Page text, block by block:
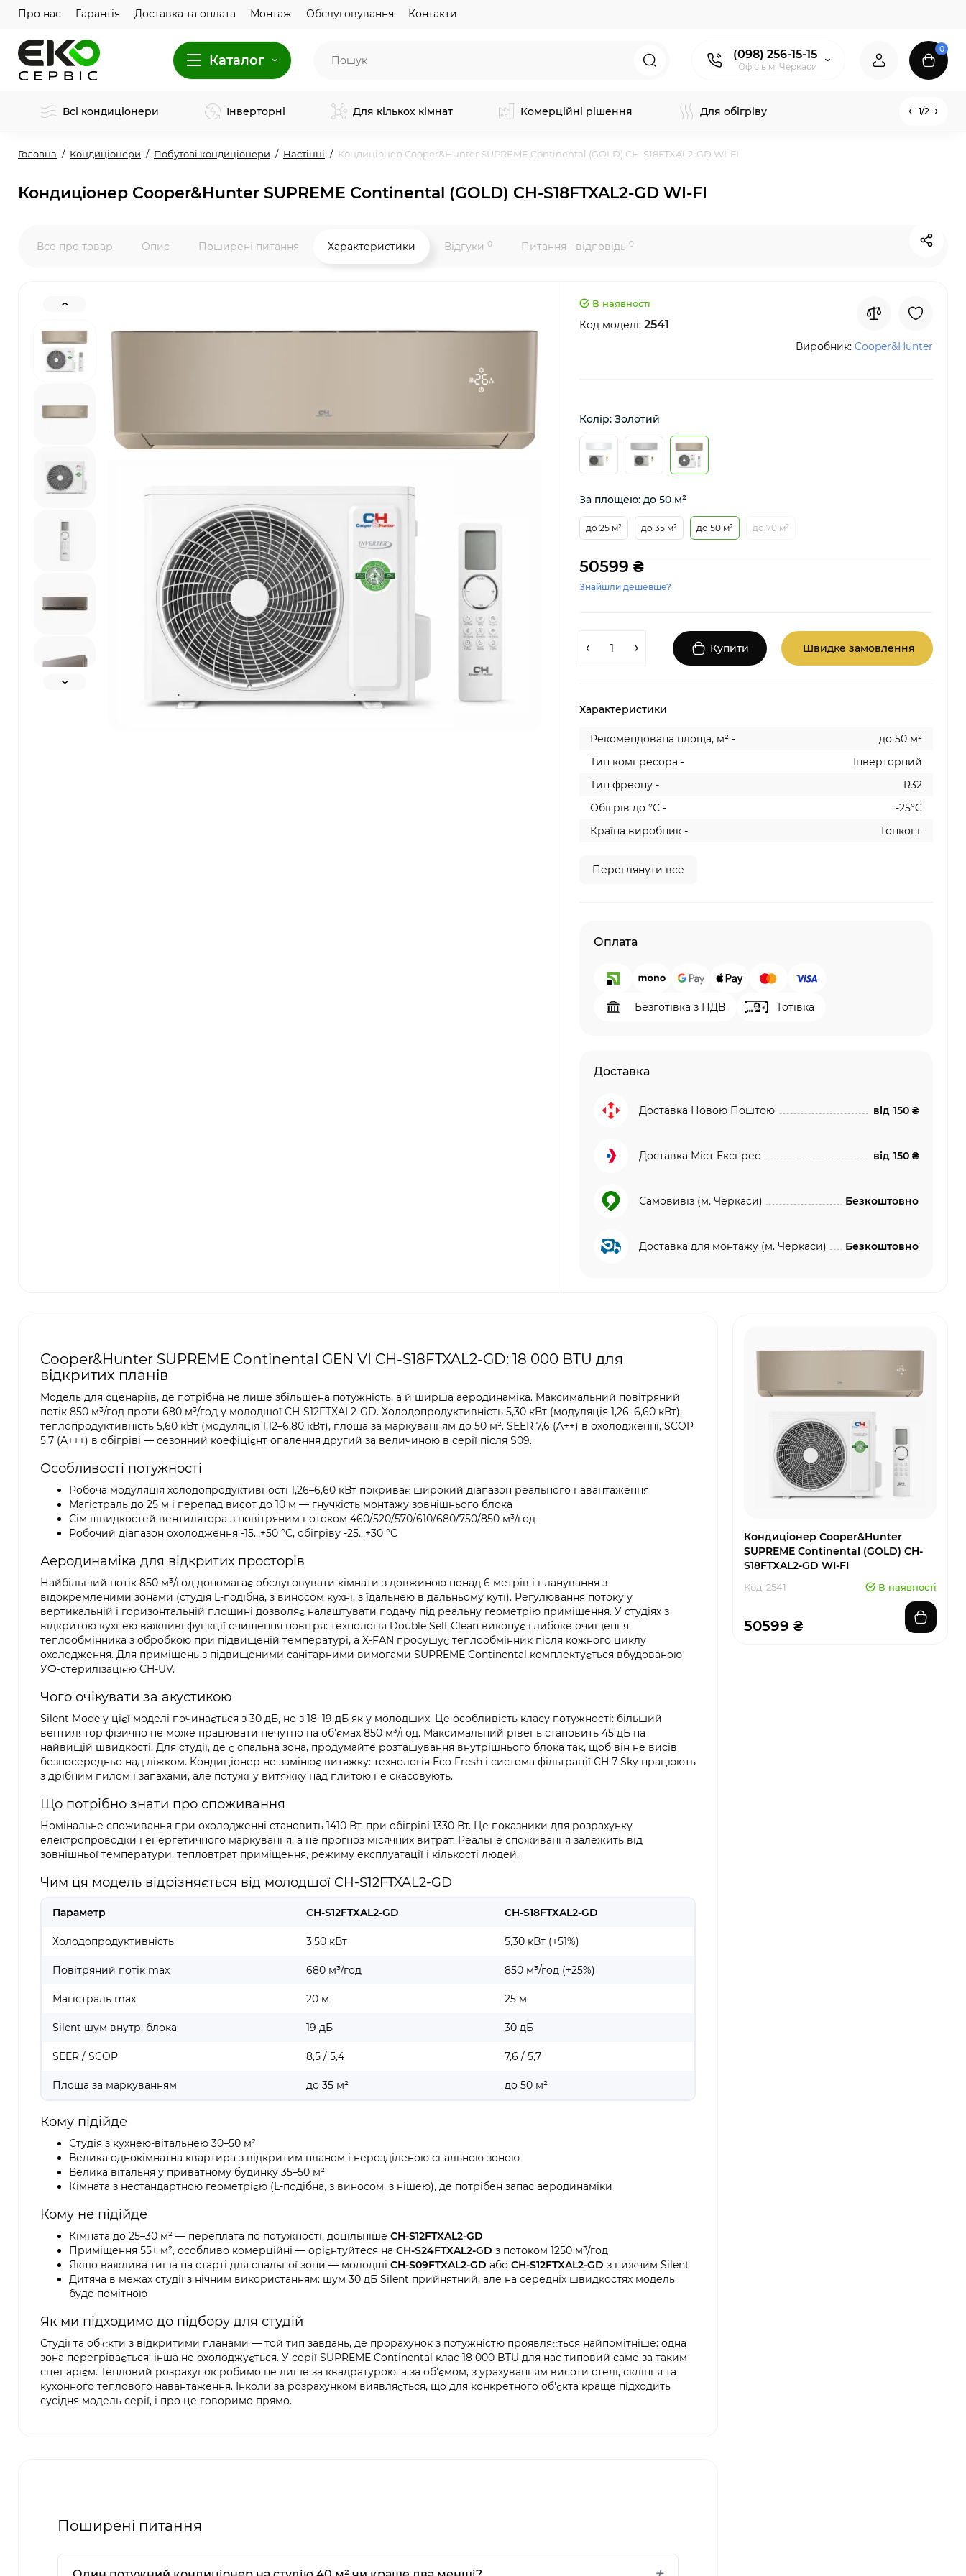
Про нас Гарантія Доставка та оплата Монтаж Обслуговування Контакти
Каталог (098) 256-15-15
Офіс в м. Черкаси
0
Всі кондиціонери Інверторні Для кількох кімнат Комерційні рішення Для обігріву 1/2
Головна Кондиціонери Побутові кондиціонери Настінні Кондиціонер Cooper&Hunter SUPREME Continental (GOLD) CH-S18FTXAL2-GD WI-FI
Кондиціонер Cooper&Hunter SUPREME Continental (GOLD) CH-S18FTXAL2-GD WI-FI
Все про товар Опис Поширені питання Характеристики Відгуки 0 Питання - відповідь 0
В наявності
Код моделі: 2541
Виробник: Cooper&Hunter
Колір: Золотий
За площею: до 50 м²
до 25 м² до 35 м² до 50 м² до 70 м²
50599 ₴
Знайшли дешевше?
Купити Швидке замовлення
Характеристики
Рекомендована площа, м² -
до 50 м²
Тип компресора -
Інверторний
Тип фреону -
R32
Обігрів до °C -
-25°C
Країна виробник -
Гонконг
Переглянути все
Оплата
Безготівка з ПДВ Готівка
Доставка
Доставка Новою Поштою від 150 ₴
Доставка Міст Експрес від 150 ₴
Самовивіз (м. Черкаси) Безкоштовно
Доставка для монтажу (м. Черкаси) Безкоштовно
Cooper&Hunter SUPREME Continental GEN VI CH-S18FTXAL2-GD: 18 000 BTU для
відкритих планів
Модель для сценаріїв, де потрібна не лише збільшена потужність, а й ширша аеродинаміка. Максимальний повітряний
потік 850 м³/год проти 680 м³/год у молодшої CH-S12FTXAL2-GD. Холодопродуктивність 5,30 кВт (модуляція 1,26–6,60 кВт),
теплопродуктивність 5,60 кВт (модуляція 1,12–6,80 кВт), площа за маркуванням до 50 м². SEER 7,6 (A++) в охолодженні, SCOP
5,7 (A+++) в обігріві — сезонний коефіцієнт опалення другий за величиною в серії після S09.
Особливості потужності
Робоча модуляція холодопродуктивності 1,26–6,60 кВт покриває широкий діапазон реального навантаження
Магістраль до 25 м і перепад висот до 10 м — гнучкість монтажу зовнішнього блока
Сім швидкостей вентилятора з повітряним потоком 460/520/570/610/680/750/850 м³/год
Робочий діапазон охолодження -15…+50 °C, обігріву -25…+30 °C
Аеродинаміка для відкритих просторів
Найбільший потік 850 м³/год допомагає обслуговувати кімнати з довжиною понад 6 метрів і планування з
відокремленими зонами (студія L-подібна, з виносом кухні, з їдальнею в дальньому куті). Регулювання потоку у
вертикальній і горизонтальній площині дозволяє налаштувати подачу під реальну геометрію приміщення. У студіях з
відкритою кухнею важливі функції очищення повітря: технологія Double Self Clean виконує глибоке очищення
теплообмінника з обробкою при підвищеній температурі, а X-FAN просушує теплообмінник після кожного циклу
охолодження. Для приміщень з підвищеними санітарними вимогами SUPREME Continental комплектується вбудованою
УФ-стерилізацією CH-UV.
Чого очікувати за акустикою
Silent Mode у цієї моделі починається з 30 дБ, не з 18–19 дБ як у молодших. Це особливість класу потужності: більший
вентилятор фізично не може працювати нечутно на об'ємах 850 м³/год. Максимальний рівень становить 45 дБ на
найвищій швидкості. Для студії, де є спальна зона, продумайте розташування внутрішнього блока так, щоб він не висів
безпосередньо над ліжком. Кондиціонер не замінює витяжку: технологія Eco Fresh і система фільтрації CH 7 Sky працюють
з дрібним пилом і запахами, але потужну витяжку над плитою не скасовують.
Що потрібно знати про споживання
Номінальне споживання при охолодженні становить 1410 Вт, при обігріві 1330 Вт. Це показники для розрахунку
електропроводки і енергетичного маркування, а не прогноз місячних витрат. Реальне споживання залежить від
зовнішньої температури, тепловтрат приміщення, режиму експлуатації і кількості людей.
Чим ця модель відрізняється від молодшої CH-S12FTXAL2-GD
Параметр CH-S12FTXAL2-GD CH-S18FTXAL2-GD
Холодопродуктивність 3,50 кВт 5,30 кВт (+51%)
Повітряний потік max 680 м³/год 850 м³/год (+25%)
Магістраль max 20 м 25 м
Silent шум внутр. блока 19 дБ 30 дБ
SEER / SCOP 8,5 / 5,4 7,6 / 5,7
Площа за маркуванням до 35 м² до 50 м²
Кому підійде
Студія з кухнею-вітальнею 30–50 м²
Велика однокімнатна квартира з відкритим планом і нерозділеною спальною зоною
Велика вітальня у приватному будинку 35–50 м²
Кімната з нестандартною геометрією (L-подібна, з виносом, з нішею), де потрібен запас аеродинаміки
Кому не підійде
Кімната до 25–30 м² — переплата по потужності, доцільніше CH-S12FTXAL2-GD
Приміщення 55+ м², особливо комерційні — орієнтуйтеся на CH-S24FTXAL2-GD з потоком 1250 м³/год
Якщо важлива тиша на старті для спальної зони — молодші CH-S09FTXAL2-GD або CH-S12FTXAL2-GD з нижчим Silent
Дитяча в межах студії з нічним використанням: шум 30 дБ Silent прийнятний, але на середніх швидкостях модель
буде помітною
Як ми підходимо до підбору для студій
Студії та об'єкти з відкритими планами — той тип завдань, де прорахунок з потужністю проявляється найпомітніше: одна
зона перегрівається, інша не охолоджується. У серії SUPREME Continental клас 18 000 BTU для нас типовий саме за таким
сценарієм. Тепловий розрахунок робимо не лише за квадратурою, а за об'ємом, з урахуванням висоти стелі, скління та
кухонного теплового навантаження. Інколи за розрахунком виявляється, що для конкретного об'єкта краще підходить
сусідня модель серії, і про це говоримо прямо.
Поширені питання
Кондиціонер Cooper&Hunter
SUPREME Continental (GOLD) CH-
S18FTXAL2-GD WI-FI
Код: 2541 В наявності
50599 ₴